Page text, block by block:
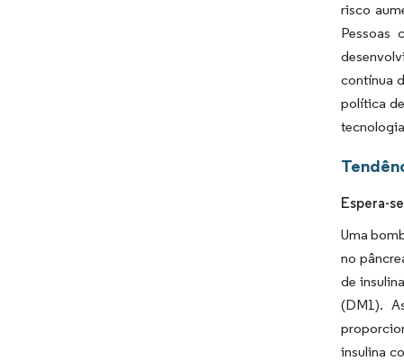
risco
Pessoas
contínua
política
Espera-
Uma
no
de
(DM1).
insulina